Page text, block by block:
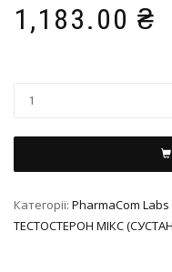
1,183.00 ₴
Категорії: PharmaCom Labs
ТЕСТОСТЕРОН МІКС